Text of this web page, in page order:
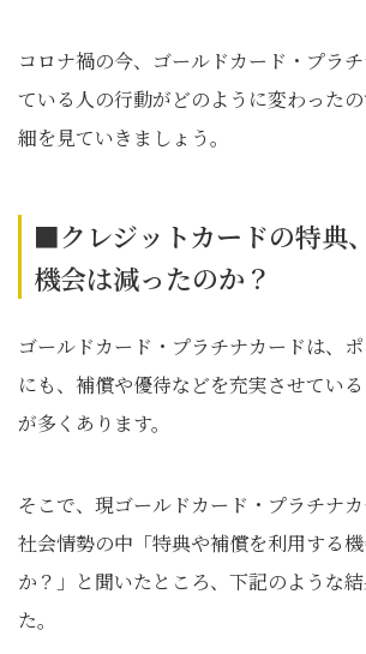
コロナ禍の今、ゴールドカード・プラ
ている人の行動がどのように変わった
細を見ていきましょう。
■クレジットカードの特典
機会は減ったのか？
ゴールドカード・プラチナカードは、
にも、補償や優待などを充実させてい
が多くあります。
そこで、現ゴールドカード・プラチナ
社会情勢の中「特典や補償を利用する
か？」と聞いたところ、下記のような
た。